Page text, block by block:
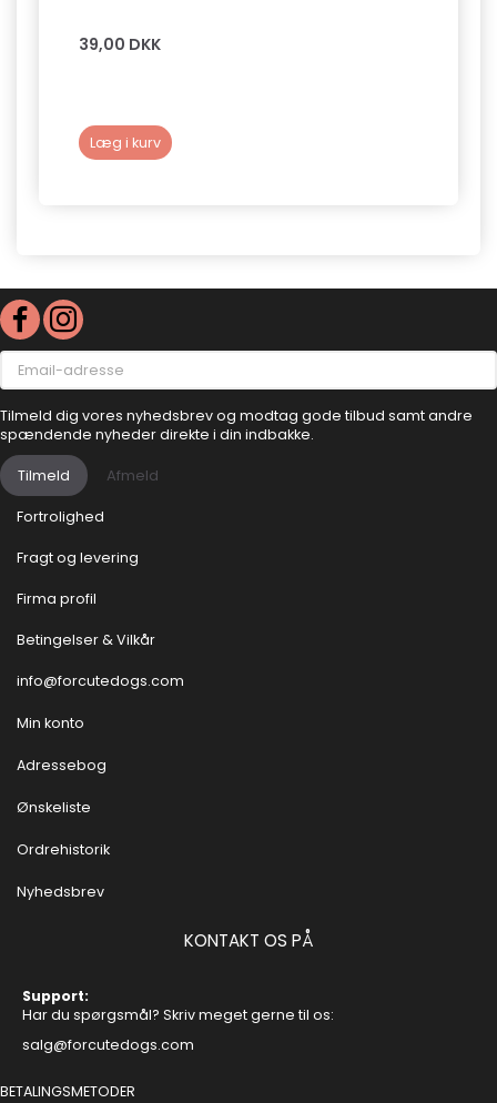
39,00 DKK
Læg i kurv
Email-
adresse
Tilmeld dig vores nyhedsbrev og modtag gode tilbud samt andre
spændende nyheder direkte i din indbakke.
Tilmeld Afmeld
Fortrolighed
Fragt og levering
Firma profil
Betingelser & Vilkår
info@forcutedogs.com
Min konto
Adressebog
Ønskeliste
Ordrehistorik
Nyhedsbrev
KONTAKT OS PÅ
Support:
Har du spørgsmål? Skriv meget gerne til os:
salg@forcutedogs.com
BETALINGSMETODER